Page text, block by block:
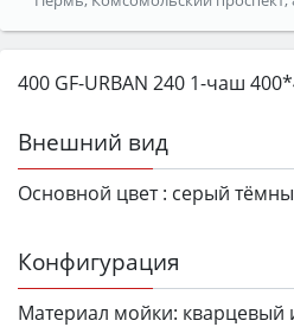
400 GF-URBAN 240 1-чаш
Внешний вид
Основной цвет : серый
Конфигурация
Материал мойки: кварцевый